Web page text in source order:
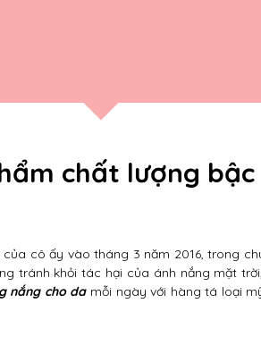
chất lượng bậc
cô ấy vào tháng 3 năm 2016, trong
tránh khỏi tác hại của ánh nắng mặt
nắng cho damỗi ngày với hàng tá loại